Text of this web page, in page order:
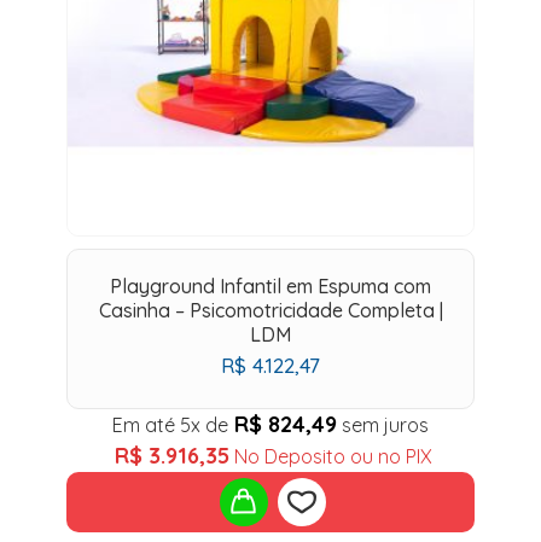
Playground Infantil em Espuma com
Casinha – Psicomotricidade Completa |
LDM
R$ 4.122,47
Em até 5x de R$ 824,49 sem juros
R$ 3.916,35 No Deposito ou no PIX